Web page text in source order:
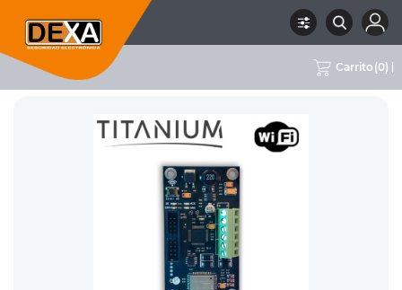
Carrito (0)
RUBRO 01 INTRUSION MARCA TITANIUM